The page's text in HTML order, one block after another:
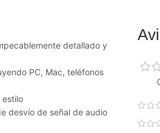
detallado y
PC, Mac, teléfonos
estilo
desvío de señal de audio